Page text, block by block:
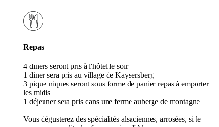
Repas
4 diners seront pris à l'hôtel le soir
1 diner sera pris au village de Kaysersberg
3 pique-niques seront sous forme de panier-repas à emporter
les midis
1 déjeuner sera pris dans une ferme auberge de montagne
Vous dégusterez des spécialités alsaciennes, arrosées, si le